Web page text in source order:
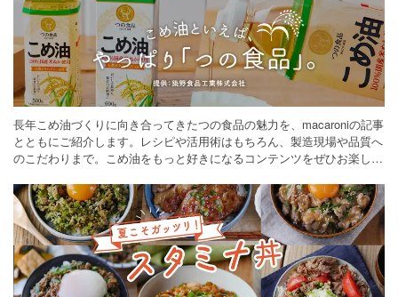
長年こめ油づくりに向き合ってきたつの食品の魅力を、macaroniの記事
とともにご紹介します。レシピや活用術はもちろん、製造現場や品質へ
のこだわりまで。こめ油をもっと好きになるコンテンツをぜひお楽しみ